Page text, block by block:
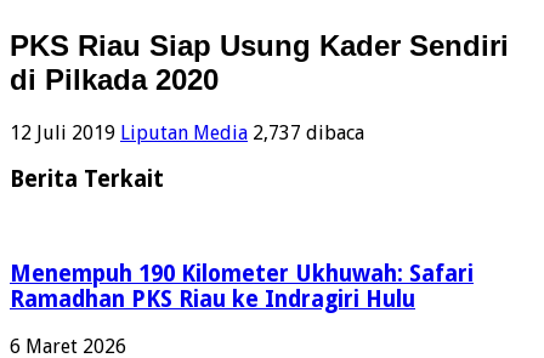
PKS Riau Siap Usung Kader Sendiri
di Pilkada 2020
12 Juli 2019 Liputan Media 2,737 dibaca
Berita Terkait
Menempuh 190 Kilometer Ukhuwah: Safari
Ramadhan PKS Riau ke Indragiri Hulu
6 Maret 2026